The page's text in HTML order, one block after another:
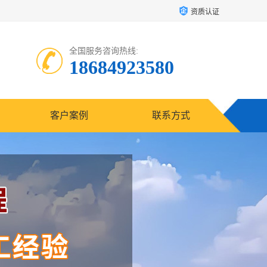
资质认证
全国服务咨询热线:
18684923580
客户案例 联系方式